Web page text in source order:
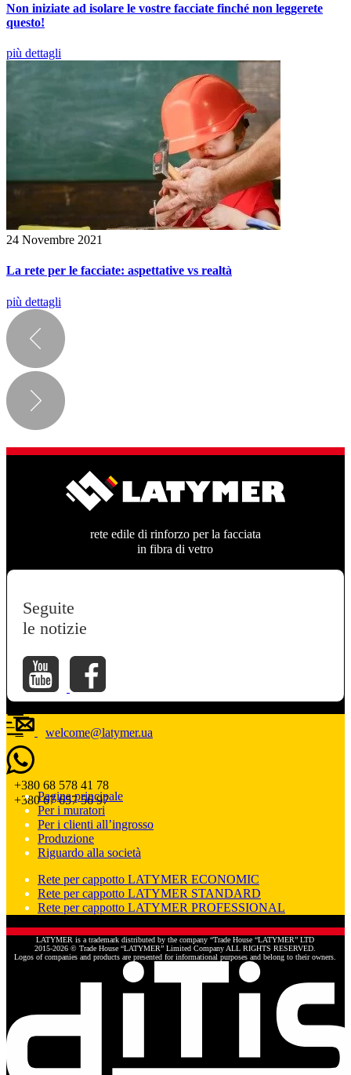
Non iniziate ad isolare le vostre facciate finché non leggerete
questo!
più dettagli
24 Novembre 2021
La rete per le facciate: aspettative vs realtà
più dettagli
rete edile di rinforzo per la facciata
in fibra di vetro
Seguite
le notizie
welcome@latymer.ua
+380 68 578 41 78
+380 67 657 56 97
Pagina principale
Per i muratori
Per i clienti all’ingrosso
Produzione
Riguardo alla società
Rete per cappotto LATYMER ECONOMIC
Rete per cappotto LATYMER STANDARD
Rete per cappotto LATYMER PROFESSIONAL
LATYMER is a trademark distributed by the company “Trade House “LATYMER” LTD
2015-2026 © Trade House “LATYMER” Limited Company ALL RIGHTS RESERVED.
Logos of companies and products are presented for informational purposes and belong to their owners.